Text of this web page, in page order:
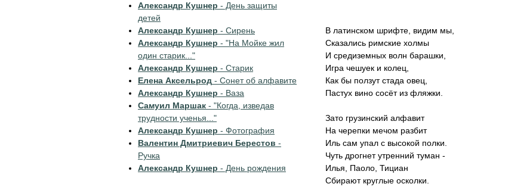
В латинском шрифте, видим мы,
Сказались римские холмы
И средиземных волн барашки,
Игра чешуек и колец,
Как бы ползут стада овец,
Пастух вино сосёт из фляжки.
Зато грузинский алфавит
На черепки мечом разбит
Иль сам упал с высокой полки.
Чуть дрогнет утренний туман -
Илья, Паоло, Тициан
Сбирают круглые осколки.
Александр Кушнер - День защиты
детей
Александр Кушнер - Сирень
Александр Кушнер - "На Мойке жил
один старик..."
Александр Кушнер - Старик
Елена Аксельрод - Сонет об алфавите
Александр Кушнер - Ваза
Самуил Маршак - "Когда, изведав
трудности ученья..."
Александр Кушнер - Фотография
Валентин Дмитриевич Берестов -
Ручка
Александр Кушнер - День рождения